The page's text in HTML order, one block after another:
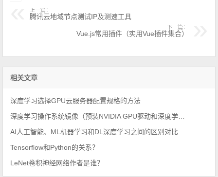
上一篇：
腾讯云地域节点测试IP及测速工具
下一篇：
Vue.js常用插件（实用Vue插件集合）
相关文章
深度学习选择GPU云服务器配置规格的方法
AI人工智能、ML机器学习和DL深度学习之间的区别对比
Tensorflow和Python的关系？
LeNet卷积神经网络作者是谁？